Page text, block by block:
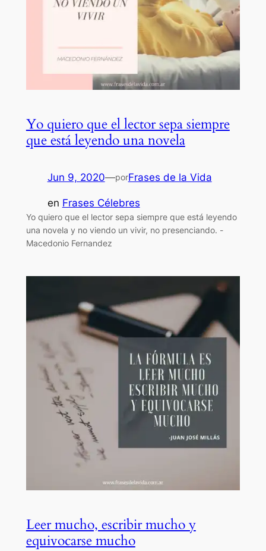
Yo quiero que el lector sepa siempre
que está leyendo una novela
Jun 9, 2020—porFrases de la Vida
en Frases Célebres
Yo quiero que el lector sepa siempre que está leyendo
una novela y no viendo un vivir, no presenciando. -
Macedonio Fernandez
Leer mucho, escribir mucho y
equivocarse mucho